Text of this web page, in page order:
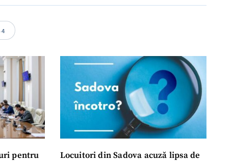
pentru
Locuitori din Sadova acuză lipsa de
cupolitica de